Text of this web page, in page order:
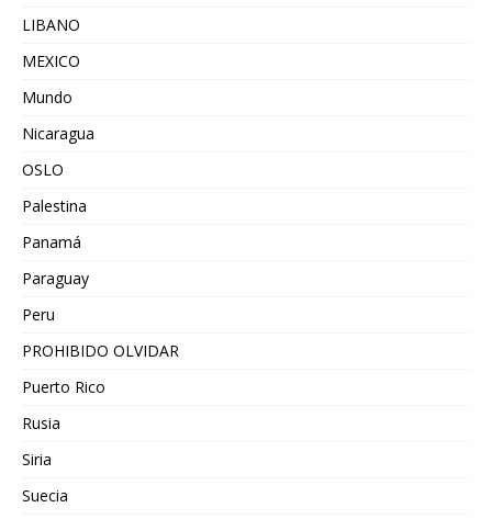
LIBANO
MEXICO
Mundo
Nicaragua
OSLO
Palestina
Panamá
Paraguay
Peru
PROHIBIDO OLVIDAR
Puerto Rico
Rusia
Siria
Suecia